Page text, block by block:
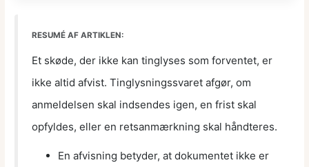
RESUMÉ AF ARTIKLEN:
Et skøde, der ikke kan tinglyses som forventet, er
ikke altid afvist. Tinglysningssvaret afgør, om
anmeldelsen skal indsendes igen, en frist skal
opfyldes, eller en retsanmærkning skal håndteres.
En afvisning betyder, at dokumentet ikke er